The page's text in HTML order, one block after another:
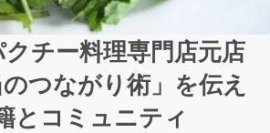
チー料理専門店元店
つながり術」を伝え
とコミュニティ